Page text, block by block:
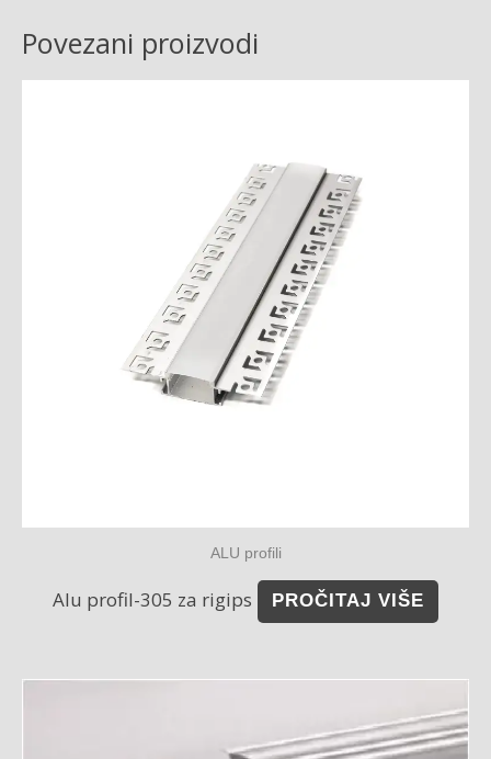
Povezani proizvodi
ALU profili
Alu profil-305 za rigips PROČITAJ VIŠE